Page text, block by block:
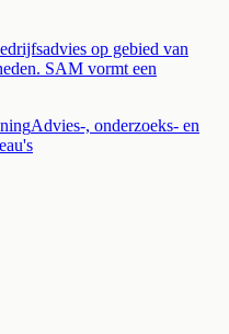
op gebied van
SAM vormt een
Advies-, onderzoeks- en